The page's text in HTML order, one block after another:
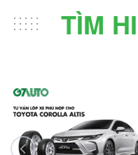
TÌM